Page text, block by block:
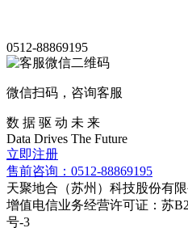
0512-88869195
微信扫码，咨询客服
数 据 驱 动 未 来
Data Drives The Future
立即注册
售前咨询：0512-88869195
天聚地合（苏州）科技股份有
增值电信业务经营许可证：苏
号-3